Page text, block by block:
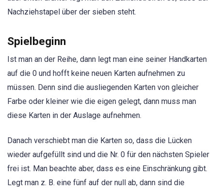
Nachziehstapel über der sieben steht.
Spielbeginn
Ist man an der Reihe, dann legt man eine seiner Handkarten
auf die 0 und hofft keine neuen Karten aufnehmen zu
müssen. Denn sind die ausliegenden Karten von gleicher
Farbe oder kleiner wie die eigen gelegt, dann muss man
diese Karten in der Auslage aufnehmen.
Danach verschiebt man die Karten so, dass die Lücken
wieder aufgefüllt sind und die Nr. 0 für den nächsten Spieler
frei ist. Man beachte aber, dass es eine Einschränkung gibt.
Legt man z. B. eine fünf auf der null ab, dann sind die